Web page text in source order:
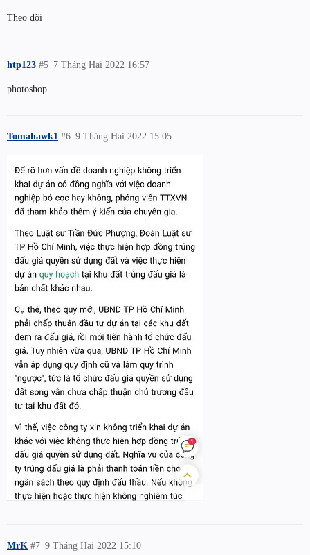
Theo dõi
htp123 7 Tháng Hai 2022 16:57
#5
photoshop
Tomahawk1 9 Tháng Hai 2022 15:05
#6
MrK 9 Tháng Hai 2022 15:10
#7